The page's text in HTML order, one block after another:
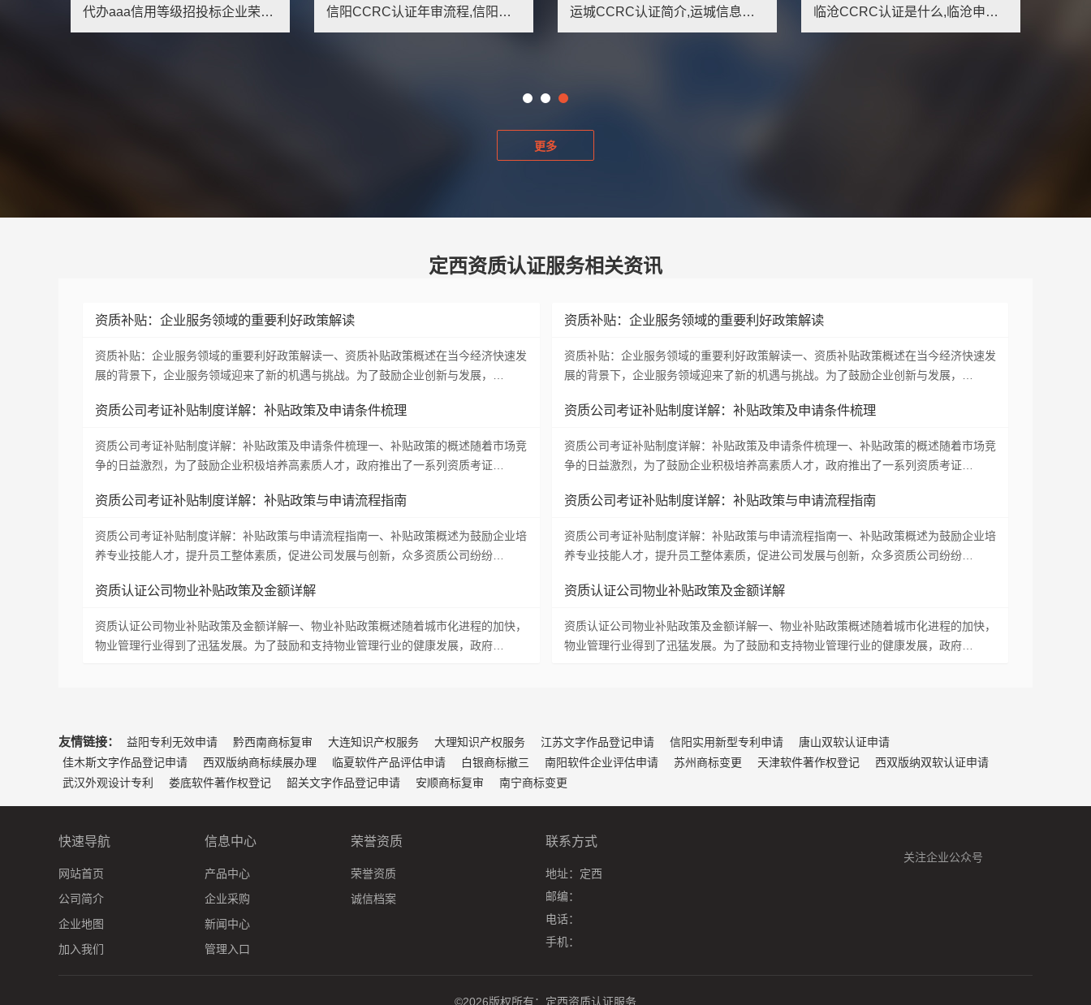
信阳CCRC认证年审流程,信阳信息安全服务资质办理条件 运城CCRC认证简介,运城信息安全服务资质办理条件 临沧CCRC认证是什么,临沧申请信息安全服务资质好处 中卫CCRC认证简介,中卫信息安全服务资质办理条件
更多
定西资质认证服务相关资讯
资质补贴：企业服务领域的重要利好政策解读
资质补贴：企业服务领域的重要利好政策解读一、资质补贴政策概述在当今经济快速发
展的背景下，企业服务领域迎来了新的机遇与挑战。为了鼓励企业创新与发展，…
资质公司考证补贴制度详解：补贴政策及申请条件梳理
资质公司考证补贴制度详解：补贴政策及申请条件梳理一、补贴政策的概述随着市场竞
争的日益激烈，为了鼓励企业积极培养高素质人才，政府推出了一系列资质考证…
资质公司考证补贴制度详解：补贴政策与申请流程指南
资质公司考证补贴制度详解：补贴政策与申请流程指南一、补贴政策概述为鼓励企业培
养专业技能人才，提升员工整体素质，促进公司发展与创新，众多资质公司纷纷…
资质认证公司物业补贴政策及金额详解
资质认证公司物业补贴政策及金额详解一、物业补贴政策概述随着城市化进程的加快，
物业管理行业得到了迅猛发展。为了鼓励和支持物业管理行业的健康发展，政府…
资质补贴：企业服务领域的重要利好政策解读
资质补贴：企业服务领域的重要利好政策解读一、资质补贴政策概述在当今经济快速发
展的背景下，企业服务领域迎来了新的机遇与挑战。为了鼓励企业创新与发展，…
资质公司考证补贴制度详解：补贴政策及申请条件梳理
资质公司考证补贴制度详解：补贴政策及申请条件梳理一、补贴政策的概述随着市场竞
争的日益激烈，为了鼓励企业积极培养高素质人才，政府推出了一系列资质考证…
资质公司考证补贴制度详解：补贴政策与申请流程指南
资质公司考证补贴制度详解：补贴政策与申请流程指南一、补贴政策概述为鼓励企业培
养专业技能人才，提升员工整体素质，促进公司发展与创新，众多资质公司纷纷…
资质认证公司物业补贴政策及金额详解
资质认证公司物业补贴政策及金额详解一、物业补贴政策概述随着城市化进程的加快，
物业管理行业得到了迅猛发展。为了鼓励和支持物业管理行业的健康发展，政府…
友情链接： 益阳专利无效申请 黔西南商标复审 大连知识产权服务 大理知识产权服务 江苏文字作品登记申请 信阳实用新型专利申请
唐山双软认证申请
佳木斯文字作品登记申请
西双版纳商标续展办理 临夏软件产品评估申请 白银商标撤三 南阳软件企业评估申请 苏州商标变更 天津软件著作权登记
西双版纳双软认证申请
武汉外观设计专利
娄底软件著作权登记 韶关文字作品登记申请 安顺商标复审 南宁商标变更
快速导航
网站首页
公司简介
企业地图
加入我们
信息中心
产品中心
企业采购
新闻中心
管理入口
荣誉资质
荣誉资质
诚信档案
联系方式
地址： 定西
邮编：
电话：
手机：
关注企业公众号
©2026版权所有： 定西资质认证服务